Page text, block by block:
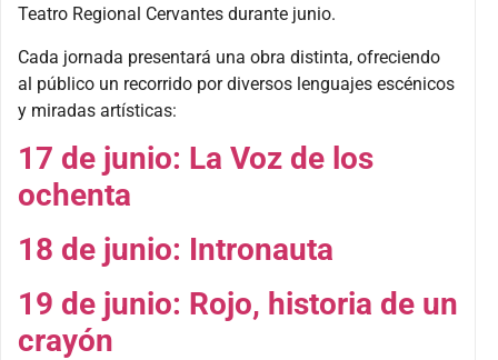
Teatro Regional Cervantes durante junio.
Cada jornada presentará una obra distinta, ofreciendo
al público un recorrido por diversos lenguajes escénicos
y miradas artísticas:
17 de junio: La Voz de los
ochenta
18 de junio: Intronauta
19 de junio: Rojo, historia de un
crayón